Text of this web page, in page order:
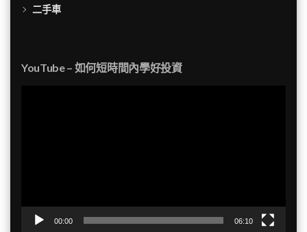
二手車
YouTube – 如何短時間內學好投資
00:00 06:10